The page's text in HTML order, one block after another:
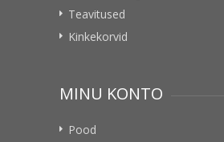
Teavitused
Kinkekorvid
MINU KONTO
Pood